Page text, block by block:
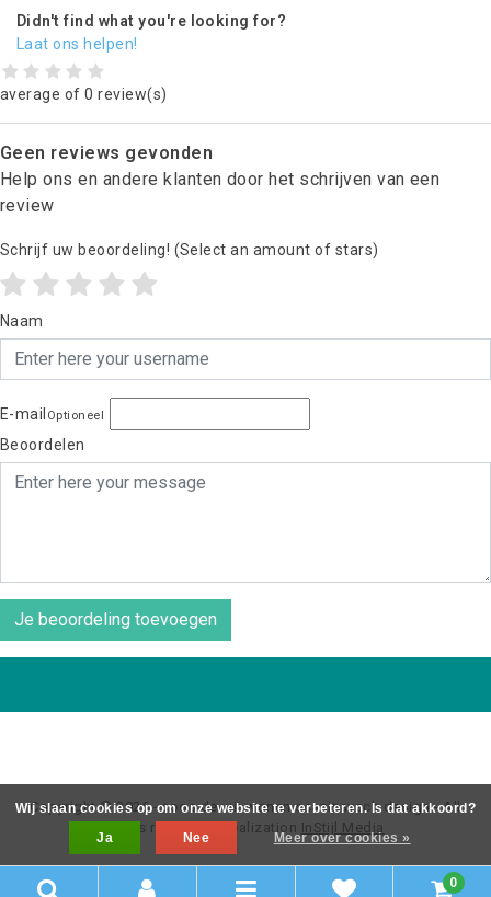
Didn't find what you're looking for?
Laat ons helpen!
average of 0 review(s)
Geen reviews gevonden
Help ons en andere klanten door het schrijven van een
review
Schrijf uw beoordeling! (Select an amount of stars)
Naam
E-mail Optioneel
Beoordelen
Je beoordeling toevoegen
Copyright © 2026 - coos de wit wonen scaninavsch design - All
rights reserved - Realization InStijl Media
0
Wij slaan cookies op om onze website te verbeteren. Is dat akkoord?
Ja
Nee Meer over cookies »